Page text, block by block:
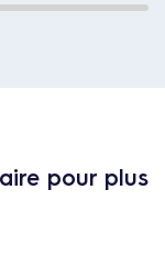
pour plus